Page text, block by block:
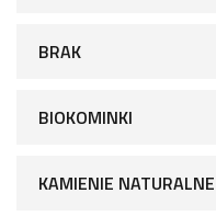
BRAK
BIOKOMINKI
KAMIENIE NATURALNE